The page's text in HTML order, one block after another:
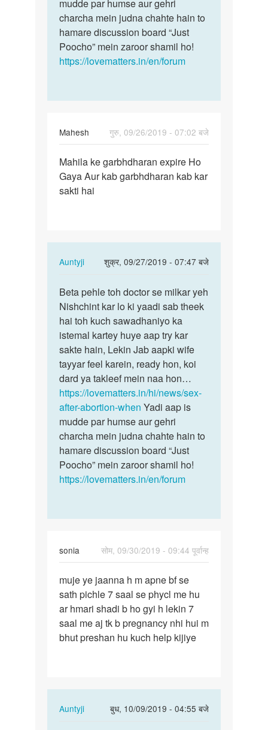
mudde par humse aur gehri
charcha mein judna chahte hain to
hamare discussion board “Just
Poocho” mein zaroor shamil ho!
https://lovematters.in/en/forum
Mahesh
गुरु, 09/26/2019 - 07:02 बजे
Mahila
ke
garbhdharan
Mahila ke garbhdharan expire Ho
Gaya Aur kab garbhdharan kab kar
sakti hai
Auntyji
शुक्र, 09/27/2019 - 07:47 बजे
In
to
Mahila
ke
garbhdharan
expire…
by
Mahesh
Beta
pehle
toh
doctor
se…
Beta pehle toh doctor se milkar yeh
Nishchint kar lo ki yaadi sab theek
hai toh kuch sawadhaniyo ka
istemal kartey huye aap try kar
sakte hain, Lekin Jab aapki wife
tayyar feel karein, ready hon, koi
dard ya takleef mein naa hon…
https://lovematters.in/hi/news/sex-
after-abortion-when Yadi aap is
mudde par humse aur gehri
charcha mein judna chahte hain to
hamare discussion board “Just
Poocho” mein zaroor shamil ho!
https://lovematters.in/en/forum
sonia
सोम, 09/30/2019 - 09:44 पूर्वान्ह
muje
ye
jaanna
h
m
muje ye jaanna h m apne bf se
sath pichle 7 saal se phycl me hu
ar hmari shadi b ho gyi h lekin 7
saal me aj tk b pregnancy nhi hui m
bhut preshan hu kuch help kijiye
Auntyji
बुध, 10/09/2019 - 04:55 बजे
In